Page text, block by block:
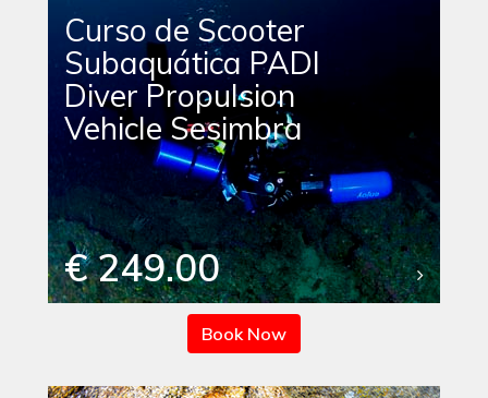
Curso de Scooter
Subaquática PADI
Diver Propulsion
Vehicle Sesimbra
€ 249.00
Book Now